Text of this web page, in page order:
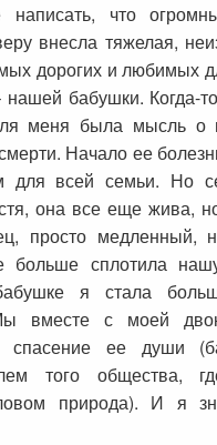
что
внесла тяжелая,
дорогих и любимых
нашей бабушки. Когда-
меня была мысль о
Начало ее
для всей семьи. Но
она все еще жива,
просто медленный,
больше сплотила
я стала
вместе с моей
спасение ее души
того общества,
природа). И я